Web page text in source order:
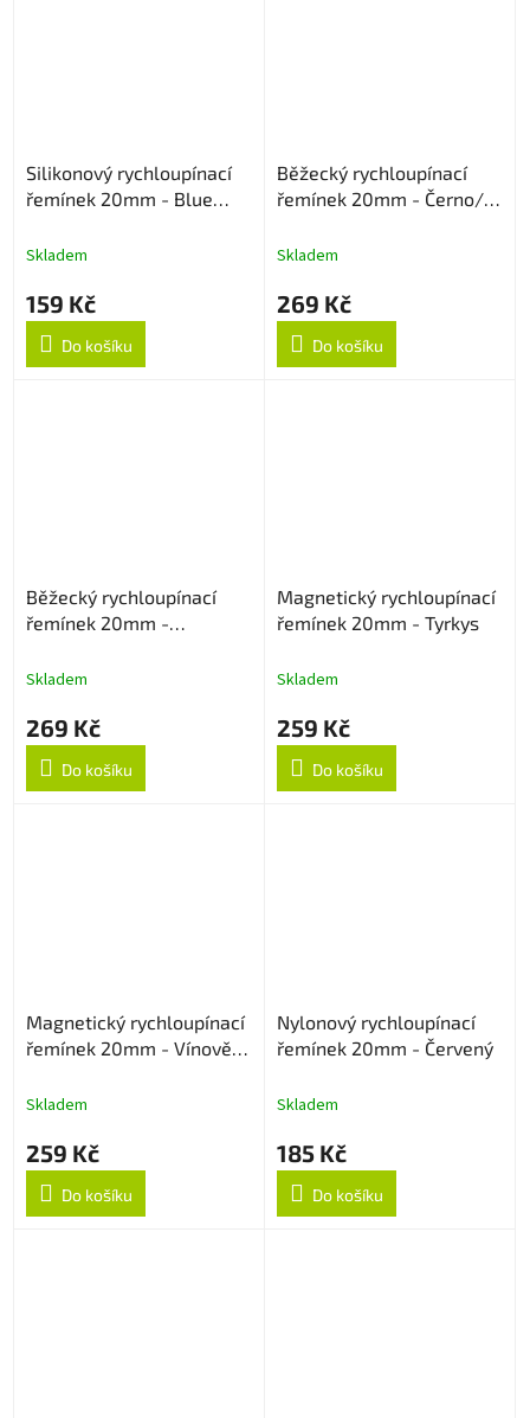
Silikonový rychloupínací
řemínek 20mm - Blue
Skladem
159 Kč
Do košíku
Běžecký rychloupínací
řemínek 20mm - Černo/
Skladem
269 Kč
Do košíku
Běžecký rychloupínací
řemínek 20mm -
Skladem
269 Kč
Do košíku
Magnetický rychloupínací
řemínek 20mm - Tyrkys
Skladem
259 Kč
Do košíku
Magnetický rychloupínací
řemínek 20mm - Vínově
Skladem
259 Kč
Do košíku
Nylonový rychloupínací
řemínek 20mm - Červený
Skladem
185 Kč
Do košíku